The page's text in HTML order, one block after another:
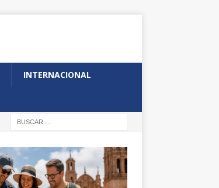
INTERNACIONAL